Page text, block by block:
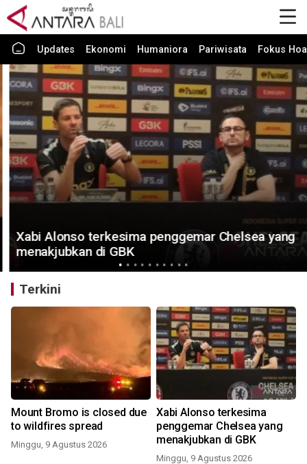
Updates Ekonomi Humaniora Pariwisata Fokus
Xabi Alonso terkesima penggemar Chelsea yang
menakjubkan di GBK
Terkini
Mount Bromo is closed due
to wildfires spread
Minggu, 9 Agustus 2026
Xabi Alonso terkesima
penggemar Chelsea yang
menakjubkan di GBK
Minggu, 9 Agustus 2026